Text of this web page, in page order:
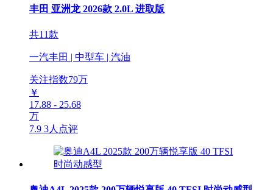
丰田 亚洲龙 2026款 2.0L 进取版
共11款
一汽丰田 | 中型车 | 汽油
关注指数79万
￥
17.88 - 25.68
万
7.9 3人点评